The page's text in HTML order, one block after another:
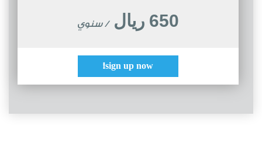
650 ريال / سنوي
sign up now!